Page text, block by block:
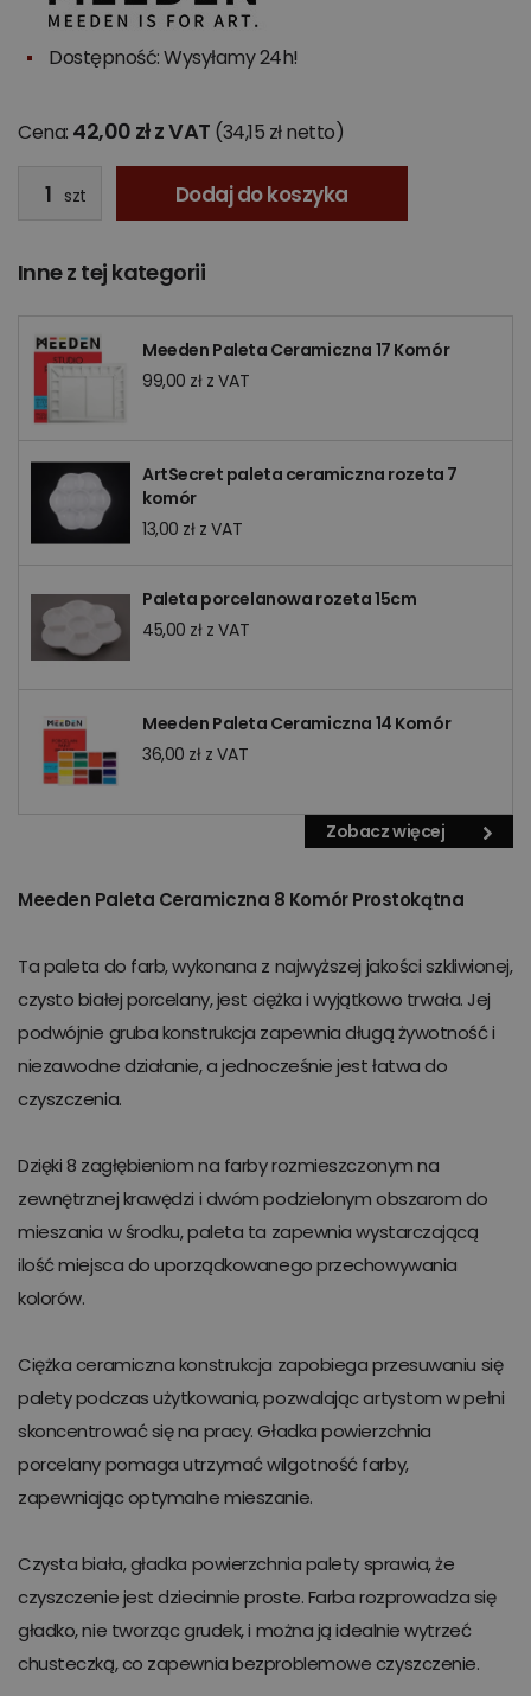
Dostępność: Wysyłamy 24h!
Cena: 42,00 zł z VAT (34,15 zł netto)
szt Dodaj do koszyka
Inne z tej kategorii
Meeden Paleta Ceramiczna 17 Komór
99,00 zł z VAT
ArtSecret paleta ceramiczna rozeta 7
komór
13,00 zł z VAT
Paleta porcelanowa rozeta 15cm
45,00 zł z VAT
Meeden Paleta Ceramiczna 14 Komór
36,00 zł z VAT
Zobacz więcej
Meeden Paleta Ceramiczna 8 Komór Prostokątna
Ta paleta do farb, wykonana z najwyższej jakości szkliwionej,
czysto białej porcelany, jest ciężka i wyjątkowo trwała. Jej
podwójnie gruba konstrukcja zapewnia długą żywotność i
niezawodne działanie, a jednocześnie jest łatwa do
czyszczenia.
Dzięki 8 zagłębieniom na farby rozmieszczonym na
zewnętrznej krawędzi i dwóm podzielonym obszarom do
mieszania w środku, paleta ta zapewnia wystarczającą
ilość miejsca do uporządkowanego przechowywania
kolorów.
Ciężka ceramiczna konstrukcja zapobiega przesuwaniu się
palety podczas użytkowania, pozwalając artystom w pełni
skoncentrować się na pracy. Gładka powierzchnia
porcelany pomaga utrzymać wilgotność farby,
zapewniając optymalne mieszanie.
Czysta biała, gładka powierzchnia palety sprawia, że
czyszczenie jest dziecinnie proste. Farba rozprowadza się
gładko, nie tworząc grudek, i można ją idealnie wytrzeć
chusteczką, co zapewnia bezproblemowe czyszczenie.